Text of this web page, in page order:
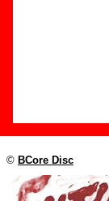
Diseño
© BCore Disc